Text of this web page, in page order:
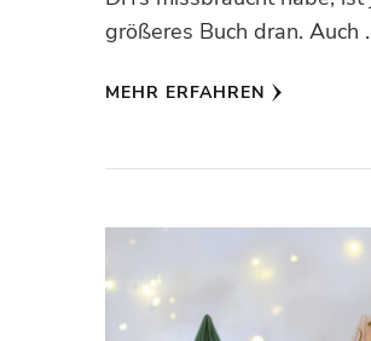
größeres Buch dran. Auch
MEHR ERFAHREN